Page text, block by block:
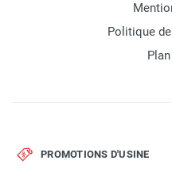
Politique
PROMOTIONS D'USINE